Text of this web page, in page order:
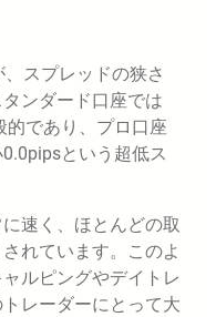
スプレッドの狭さ
ンダード口座では
的であり、プロ口座
という超低ス
速く、ほとんどの取
れています。このよ
ルピングやデイトレ
レーダーにとって大